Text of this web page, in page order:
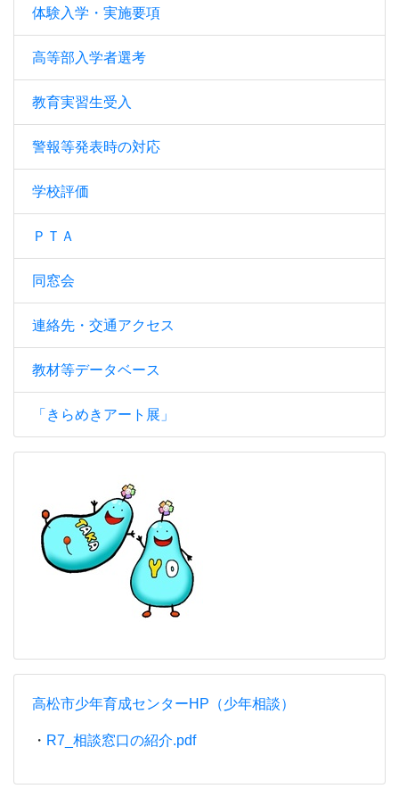
体験入学・実施要項
高等部入学者選考
教育実習生受入
警報等発表時の対応
学校評価
ＰＴＡ
同窓会
連絡先・交通アクセス
教材等データベース
「きらめきアート展」
高松市少年育成センターHP（少年相談）
・ R7_相談窓口の紹介.pdf